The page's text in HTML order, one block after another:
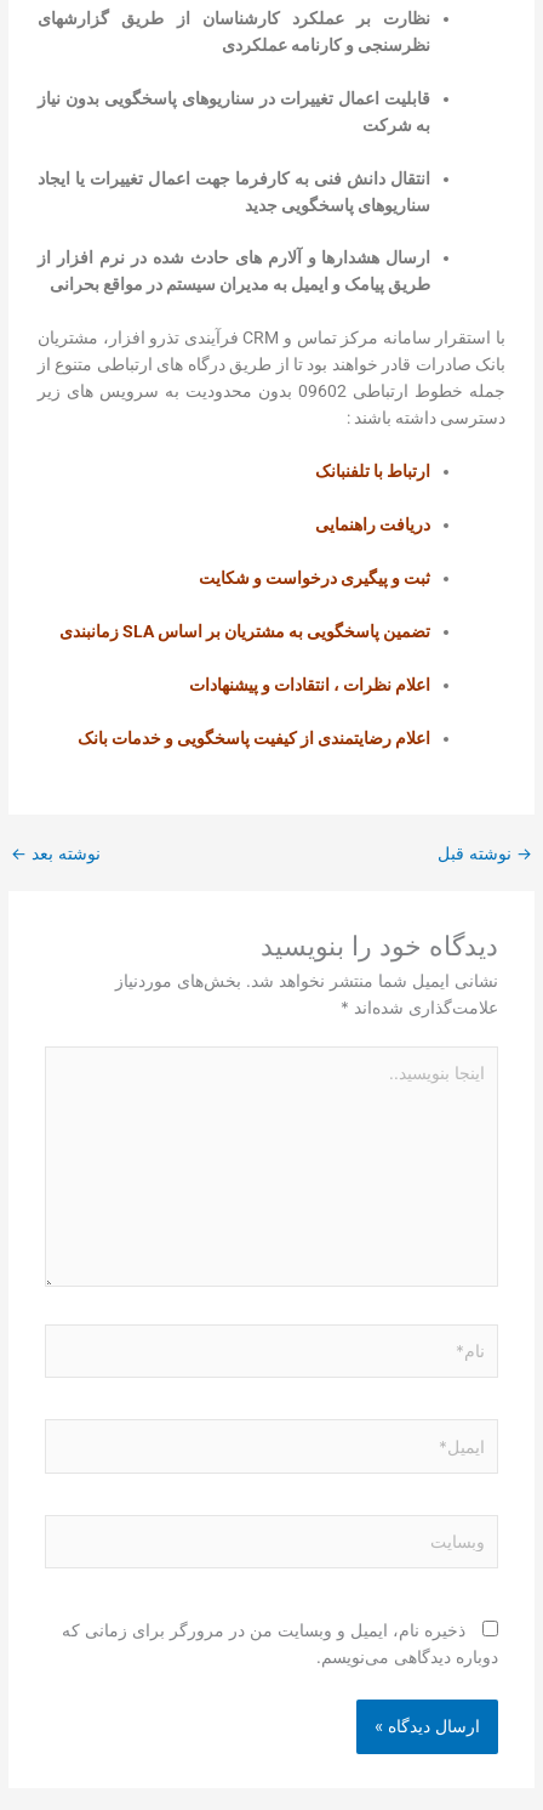
نظارت بر عملکرد کارشناسان از طریق گزارشهای
نظرسنجی و کارنامه عملکردی
قابلیت اعمال تغییرات در سناریوهای پاسخگویی بدون نیاز
به شرکت
انتقال دانش فنی به کارفرما جهت اعمال تغییرات یا ایجاد
سناریوهای پاسخگویی جدید
ارسال هشدارها و آلارم های حادث شده در نرم افزار از
طریق پیامک و ایمیل به مدیران سیستم در مواقع بحرانی
با استقرار سامانه مرکز تماس و CRM فرآیندی تذرو افزار، مشتریان
بانک صادرات قادر خواهند بود تا از طریق درگاه های ارتباطی متنوع از
جمله خطوط ارتباطی 09602 بدون محدودیت به سرویس های زیر
دسترسی داشته باشند :
ارتباط با تلفنبانک
دریافت راهنمایی
ثبت و پیگیری درخواست و شکایت
تضمین پاسخگویی به مشتریان بر اساس SLAزمانبندی
اعلام نظرات ، انتقادات و پیشنهادات
اعلام رضایتمندی از کیفیت پاسخگویی و خدمات بانک
→ نوشته قبل نوشته بعد ←
دیدگاه‌ خود را بنویسید
نشانی ایمیل شما منتشر نخواهد شد. بخش‌های موردنیاز
علامت‌گذاری شده‌اند *
بنویسید..
ذخیره نام، ایمیل و وبسایت من در مرورگر برای زمانی که
دوباره دیدگاهی می‌نویسم.